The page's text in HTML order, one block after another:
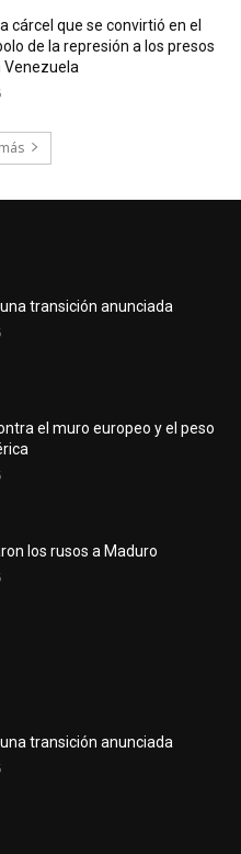
cárcel que se convirtió en el
de la represión a los presos
Venezuela
transición anunciada
el muro europeo y el peso
los rusos a Maduro
transición anunciada